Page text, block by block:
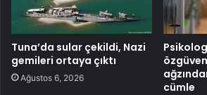
Tuna’da sular çekildi, Nazi
gemileri ortaya çıktı
Ağustos 6, 2026
cümle